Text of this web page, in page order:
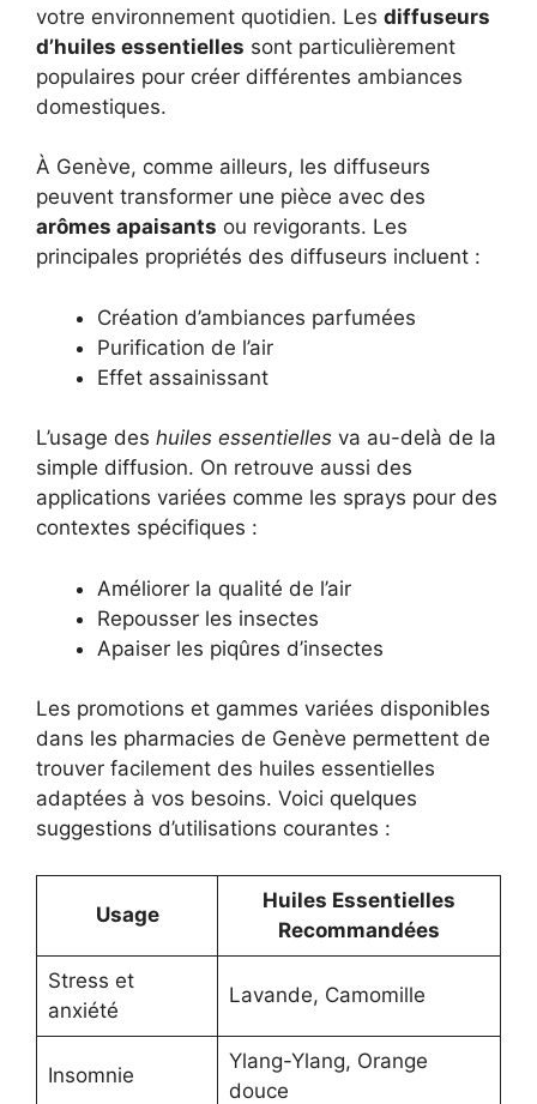
votre environnement quotidien. Les diffuseurs
d’huiles essentielles sont particulièrement
populaires pour créer différentes ambiances
domestiques.
À Genève, comme ailleurs, les diffuseurs
peuvent transformer une pièce avec des
arômes apaisants ou revigorants. Les
principales propriétés des diffuseurs incluent :
Création d’ambiances parfumées
Purification de l’air
Effet assainissant
L’usage des huiles essentielles va au-delà de la
simple diffusion. On retrouve aussi des
applications variées comme les sprays pour des
contextes spécifiques :
Améliorer la qualité de l’air
Repousser les insectes
Apaiser les piqûres d’insectes
Les promotions et gammes variées disponibles
dans les pharmacies de Genève permettent de
trouver facilement des huiles essentielles
adaptées à vos besoins. Voici quelques
suggestions d’utilisations courantes :
Usage
Huiles Essentielles
Recommandées
Stress et
anxiété
Lavande, Camomille
Insomnie
Ylang-Ylang, Orange
douce